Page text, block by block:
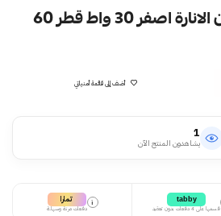
نجف مودرن زيتي لون الانارة اصفر 30 واط قطر 60
أضف إلى قائمة أمنياتي
1
يشاهدون المنتج الآن
tabby
قسمها على 4 دفعات بدون تعقيد
i تمارا
دفعات مرنة وسهلة